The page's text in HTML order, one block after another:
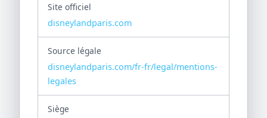
Site officiel
disneylandparis.com
Source légale
disneylandparis.com/fr-fr/legal/mentions-
legales
Siège